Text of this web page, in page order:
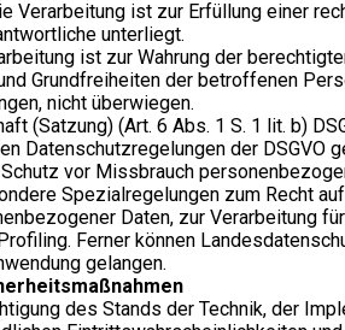
Verarbeitung ist zur Erfüllung einer
unterliegt.
ist zur Wahrung der
Grundfreiheiten der betroffenen
nicht überwiegen.
(Satzung) (Art. 6 Abs. 1 S. 1 lit. b)
Datenschutzregelungen der DSGVO
vor Missbrauch
Spezialregelungen zum Recht
Daten, zur Verarbeitung
Ferner können
gelangen.
des Stands der Technik, der